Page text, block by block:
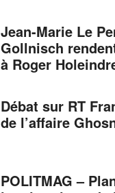
Jean-Marie Le
Gollnisch
à Roger
Débat sur RT
de l’affaire
POLITMAG –